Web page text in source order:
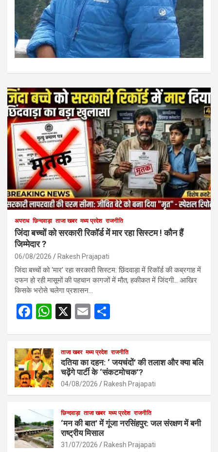
अपराध छिन्दवाड़ा ताजा खबर मध्य प्रदेश राजनीति
जिंदा बच्चों को सरकारी रिकॉर्ड में मार रहा सिस्टम ! कौन हैं
जिम्मेदार ?
06/08/2026 Rakesh Prajapati
जिंदा बच्चों को ‘मार’ रहा सरकारी सिस्टम: छिंदवाड़ा में रिकॉर्ड की कब्रगाह में
दफन हो रही मासूमों की पहचान कागजों में मौत, हकीकत में जिंदगी… आखिर
किसके भरोसे चलेगा प्रशासन…
F
b
o
o
W
s
A
p
p
X
E
e
ताजा खबर मध्य प्रदेश राजनीति
दतिया का दहन: ‘ जयचंदों’ की तलाश और क्या बलि
चढ़ेंगे पार्टी के ‘संकटमोचक’?
04/08/2026 Rakesh Prajapati
छिन्दवाड़ा ताजा खबर मध्य प्रदेश राजनीति
‘मन की बात’ में गूंजा नरसिंहपुर: जल संरक्षण में बनी
राष्ट्रीय मिसाल
31/07/2026 Rakesh Prajapati